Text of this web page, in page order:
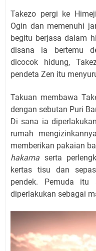
Takezo pergi ke
Ogin dan memenuhi
begitu berjasa dalam
disana ia bertemu
dicocok hidung,
pendeta Zen itu
Takuan membawa
dengan sebutan Puri
Di sana ia
rumah
memberikan pakaian
hakama serta
kertas tisu dan
pendek. Pemuda itu
diperlakukan sebagai